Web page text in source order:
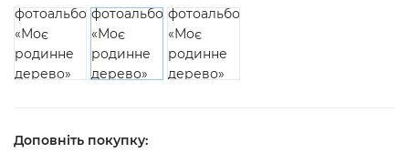
Доповніть покупку: